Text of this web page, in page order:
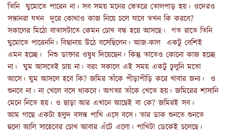
তিনি ঘুমোতে পারেন না। সব সময় মনের ভেতরে তোলপাড় হয়। ওদেরও
সন্তানরা যখন দূরে কোথাও কাজ নিয়ে চলে যাবে তখন কি করবে?
সকালের মিঠো বাতাসটাতে কেমন চোখ বন্ধ হয়ে আসছে। গত রাতে তিনি
ঘুমোতে পারেননি। বিছানায় উঠে বসেছিলেন। আজ-কাল একটু বেশিই
এমন হচ্ছে। নিশু ডাক্তার ওষুধ দিয়েছেন। কিন্তু তাতেও কোনো কাজ হচ্ছে
না। ঘুম আসতেই চায় না। বরং সকালে এই সময় একটু ঢুলুনি মতো
আসে। ঘুম আসলে হবে কি? জমির তাঁকে পীড়াপীড়ি করে খাবার জন্য। ও
শুনবে না। না খেলে বসে থাকবে। অগত্যা তাঁকে খেতে হয়। জমিরের শাসানি
মেনে নিতে হয়। ও ছাড়া আর এখানে আছেই বা কে? জমিরই সব।
আম গাছে একটা হলুদ বসন্ত পাখি এসে বসে। তার ডাক শুনতে শুনতে
হুদো আলি সাহেবের চোখ আবার এঁটে এলো। পাখিটা ডেকেই চলেছে।